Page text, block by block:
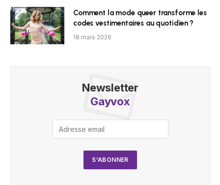
Comment la mode queer transforme les
codes vestimentaires au quotidien ?
18 mars 2026
Newsletter
Gayvox